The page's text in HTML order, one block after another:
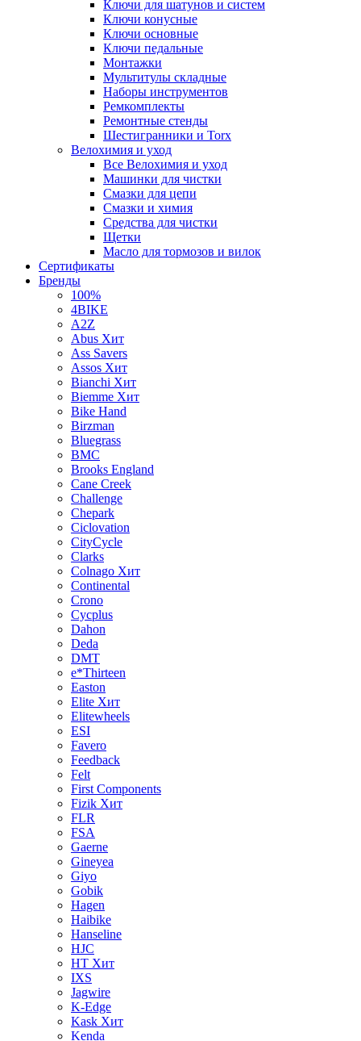
Ключи для шатунов и систем
Ключи конусные
Ключи основные
Ключи педальные
Монтажки
Мультитулы складные
Наборы инструментов
Ремкомплекты
Ремонтные стенды
Шестигранники и Torx
Велохимия и уход
Все Велохимия и уход
Машинки для чистки
Смазки для цепи
Смазки и химия
Средства для чистки
Щетки
Масло для тормозов и вилок
Сертификаты
Бренды
100%
4BIKE
A2Z
Abus Хит
Ass Savers
Assos Хит
Bianchi Хит
Biemme Хит
Bike Hand
Birzman
Bluegrass
BMC
Brooks England
Cane Creek
Challenge
Chepark
Ciclovation
CityCycle
Clarks
Colnago Хит
Continental
Crono
Cycplus
Dahon
Deda
DMT
e*Thirteen
Easton
Elite Хит
Elitewheels
ESI
Favero
Feedback
Felt
First Components
Fizik Хит
FLR
FSA
Gaerne
Gineyea
Giyo
Gobik
Hagen
Haibike
Hanseline
HJC
HT Хит
IXS
Jagwire
K-Edge
Kask Хит
Kenda